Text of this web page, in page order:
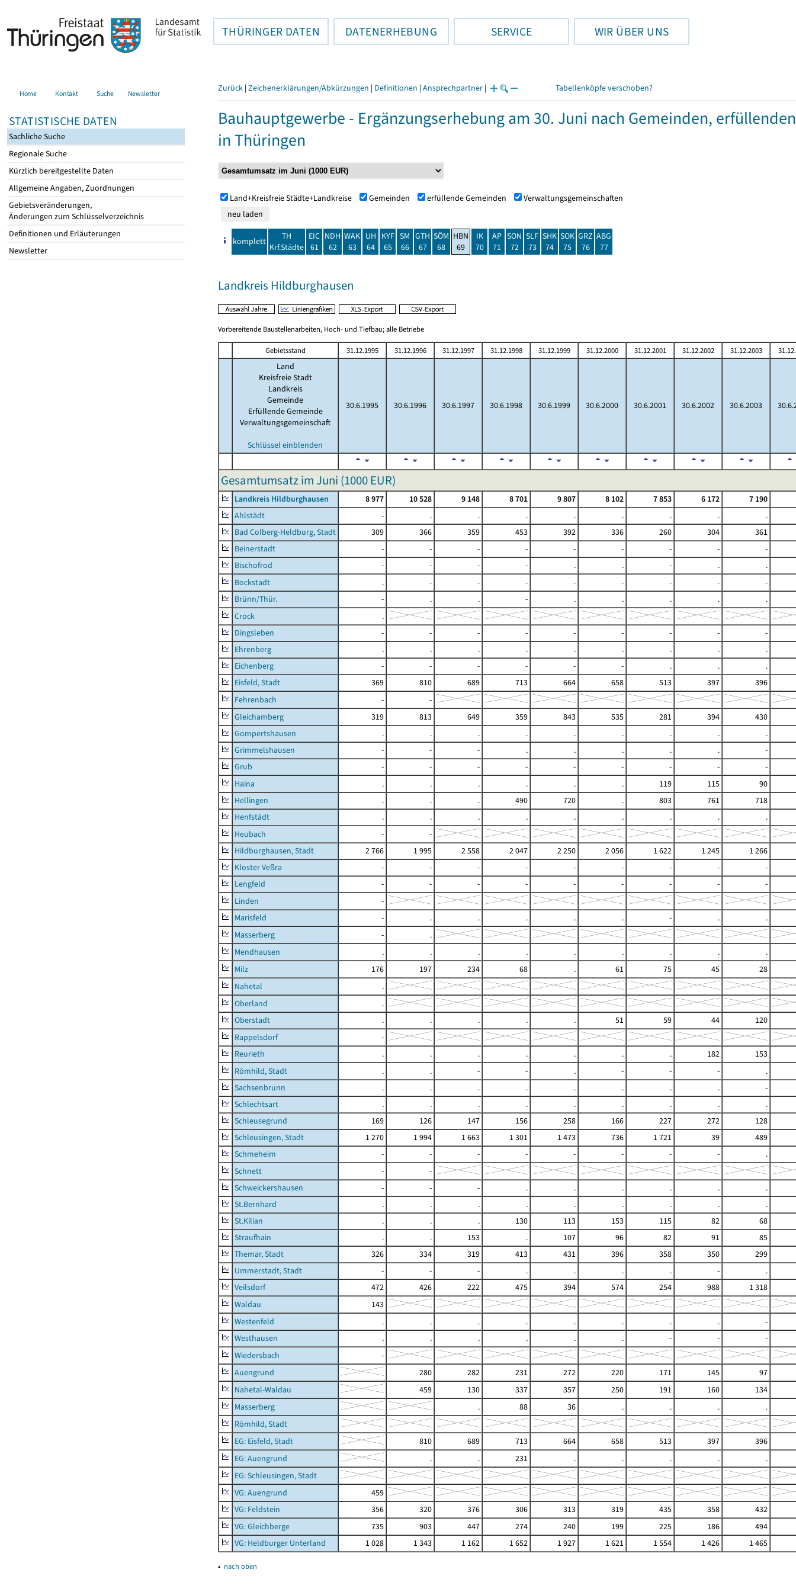
THÜRINGER DATEN DATENERHEBUNG SERVICE WIR ÜBER UNS
Home Kontakt Suche Newsletter
STATISTISCHE DATEN
Sachliche Suche
Regionale Suche
Kürzlich bereitgestellte Daten
Allgemeine Angaben, Zuordnungen
Gebietsveränderungen,
Änderungen zum Schlüsselverzeichnis
Definitionen und Erläuterungen
Newsletter
Zurück | Zeichenerklärungen/Abkürzungen | Definitionen | Ansprechpartner | Tabellenköpfe verschoben?
Bauhauptgewerbe - Ergänzungserhebung am 30. Juni nach Gemeinden,
in Thüringen
Land+Kreisfreie Städte+Landkreise Gemeinden erfüllende Gemeinden Verwaltungsgemeinschaften
komplett
TH
Krf.Städte
EIC
61
NDH
62
WAK
63
UH
64
KYF
65
SM
66
GTH
67
SÖM
68
HBN
69
IK
70
AP
71
SON
72
SLF
73
SHK
74
SOK
75
GRZ
76
ABG
77
Landkreis Hildburghausen
Vorbereitende Baustellenarbeiten, Hoch- und Tiefbau; alle Betriebe
Gebietsstand 31.12.1995 31.12.1996 31.12.1997 31.12.1998 31.12.1999 31.12.2000 31.12.2001 31.12.2002 31.12.2003
Land
Kreisfreie Stadt
Landkreis
Gemeinde
Erfüllende Gemeinde
Verwaltungsgemeinschaft
Schlüssel einblenden
30.6.1995 30.6.1996 30.6.1997 30.6.1998 30.6.1999 30.6.2000 30.6.2001 30.6.2002 30.6.2003
Gesamtumsatz im Juni (1000 EUR)
Landkreis Hildburghausen 8 977 10 528 9 148 8 701 9 807 8 102 7 853 6 172
7 190
Ahlstädt
- . . . . . . .
.
Bad Colberg-Heldburg, Stadt
309 366 359 453 392 336 260 304
361
Beinerstadt
- - - - - - - -
-
Bischofrod
- - - - . . - .
.
Bockstadt
. - - - - - - -
-
Brünn/Thür.
- . . - . . . .
.
Crock
.
Dingsleben
- - - - - - - -
-
Ehrenberg
. . . . . . . .
.
Eichenberg
- - - - - - . .
.
Eisfeld, Stadt
369 810 689 713 664 658 513 397
396
Fehrenbach
-
-
Gleichamberg
319 813 649 359 843 535 281 394
430
Gompertshausen
. . . . . . . .
.
Grimmelshausen
- - - . . . . .
-
Grub
- - - - - - - -
-
Haina
. . . . . . 119 115
90
Hellingen
. . . 490 720 . 803 761
718
Henfstädt
. . . . . . . .
.
Heubach
-
-
Hildburghausen, Stadt
2 766 1 995 2 558 2 047 2 250 2 056 1 622 1 245
1 266
Kloster Veßra
- - - - - - - -
-
Lengfeld
- - - - - - - -
-
Linden
-
Marisfeld
- . . . . . - .
.
Masserberg
-
.
Mendhausen
. . . . . . . .
.
Milz
176 197 234 68 . 61 75 45
28
Nahetal
.
Oberland
.
Oberstadt
. . . . . 51 59 44
120
Rappelsdorf
-
Reurieth
. . . . . . . 182
153
Römhild, Stadt
. . - - . - - -
.
Sachsenbrunn
. . . . . . . .
-
Schlechtsart
. . . . . . . .
.
Schleusegrund
169 126 147 156 258 166 227 272
128
Schleusingen, Stadt
1 270 1 994 1 663 1 301 1 473 736 1 721 39
489
Schmeheim
- - - - - - - -
.
Schnett
-
-
Schweickershausen
- - - . . . . .
.
St.Bernhard
. . . . . . . .
.
St.Kilian
. . . 130 113 153 115 82
68
Straufhain
. . 153 . 107 96 82 91
85
Themar, Stadt
326 334 319 413 431 396 358 350
299
Ummerstadt, Stadt
- - - . . . . -
.
Veilsdorf
472 426 222 475 394 574 254 988
1 318
Waldau
143
Westenfeld
. . . . . . . .
-
Westhausen
. . . . . . - -
-
Wiedersbach
-
Auengrund
280 282 231 272 220 171 145
97
Nahetal-Waldau
459 130 337 357 250 191 160
134
Masserberg
. 88 36 . . .
.
Römhild, Stadt
EG: Eisfeld, Stadt
810 689 713 664 658 513 397
396
EG: Auengrund
. . 231 . . . .
.
EG: Schleusingen, Stadt
VG: Auengrund
459
VG: Feldstein
356 320 376 306 313 319 435 358
432
VG: Gleichberge
735 903 447 274 240 199 225 186
494
VG: Heldburger Unterland
1 028 1 343 1 162 1 652 1 927 1 621 1 554 1 426 1 465
▴ nach oben